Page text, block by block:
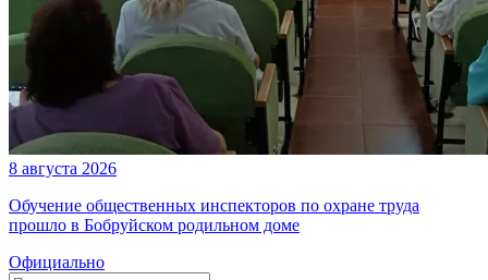
8 августа 2026
Обучение общественных инспекторов по охране труда
прошло в Бобруйском родильном доме
Официально